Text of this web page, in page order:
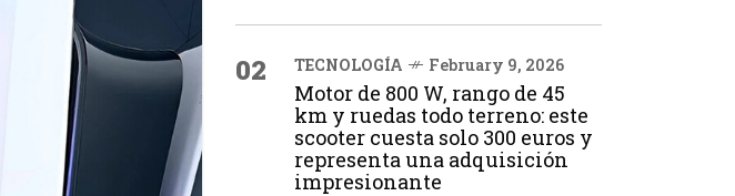
02 TECNOLOGÍA February 9, 2026
Motor de 800 W, rango de 45
km y ruedas todo terreno: este
scooter cuesta solo 300 euros y
representa una adquisición
impresionante